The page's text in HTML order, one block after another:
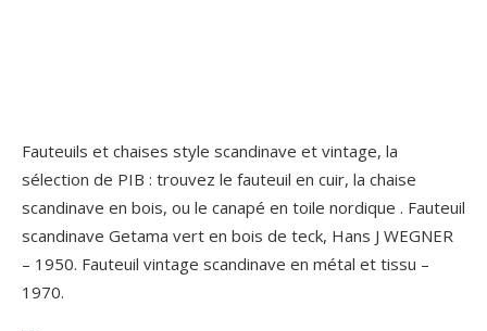
Fauteuils et chaises style scandinave et vintage, la
sélection de PIB : trouvez le fauteuil en cuir, la chaise
scandinave en bois, ou le canapé en toile nordique . Fauteuil
scandinave Getama vert en bois de teck, Hans J WEGNER
– 1950. Fauteuil vintage scandinave en métal et tissu –
1970.